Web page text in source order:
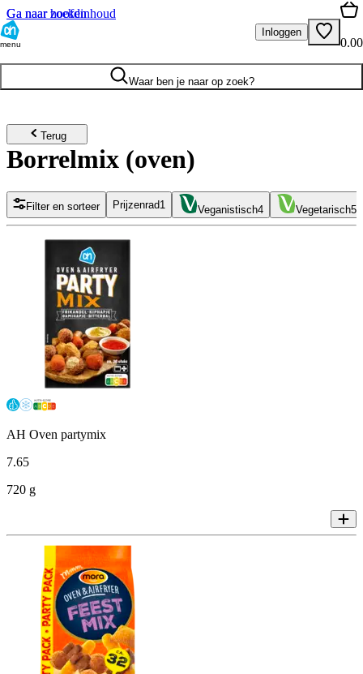
Ga naar hoofdinhoud
Ga naar zoeken
menu
Inloggen
0.00
Waar ben je naar op zoek?
Terug
Borrelmix (oven)
Filter en sorteer Prijzenrad1 Veganistisch4 Vegetarisch5
AH Oven partymix
7.65
720 g